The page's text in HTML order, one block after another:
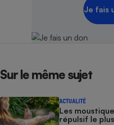
Je fais
Sur le même sujet
ACTUALITÉ
Les
répulsif le